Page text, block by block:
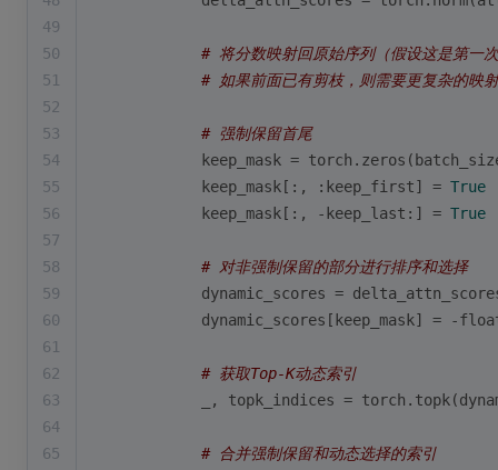
49
50
# 将分数映射回原始序列（假设这是第
51
# 如果前面已有剪枝，则需要更复杂的映
52
53
# 强制保留首尾
54
keep_mask =
55
            keep_mask[:, :keep_first] =
True
56
            keep_mask[:, -keep_last:] =
True
57
58
# 对非强制保留的部分进行排序和选择
59
dynamic_scores =
60
            dynamic_scores[keep_mask] = -
61
62
# 获取Top-K动态索引
63
_, topk_indices =
64
65
# 合并强制保留和动态选择的索引